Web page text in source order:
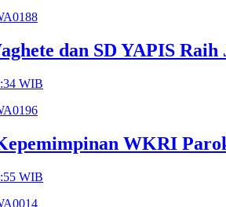
dan SD YAPIS
WIB
WKRI
WIB